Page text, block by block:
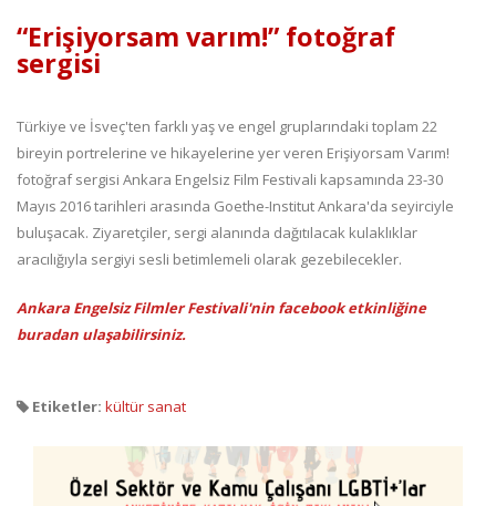
“Erişiyorsam varım!” fotoğraf
sergisi
Türkiye ve İsveç'ten farklı yaş ve engel gruplarındaki toplam 22
bireyin portrelerine ve hikayelerine yer veren Erişiyorsam Varım!
fotoğraf sergisi Ankara Engelsiz Film Festivali kapsamında 23-30
Mayıs 2016 tarihleri arasında Goethe-Institut Ankara'da seyirciyle
buluşacak. Ziyaretçiler, sergi alanında dağıtılacak kulaklıklar
aracılığıyla sergiyi sesli betimlemeli olarak gezebilecekler.
Ankara Engelsiz Filmler Festivali'nin facebook etkinliğine
buradan ulaşabilirsiniz.
Etiketler: kültür sanat